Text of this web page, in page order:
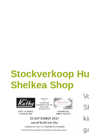
Stockverkoop
Shelkea Shop